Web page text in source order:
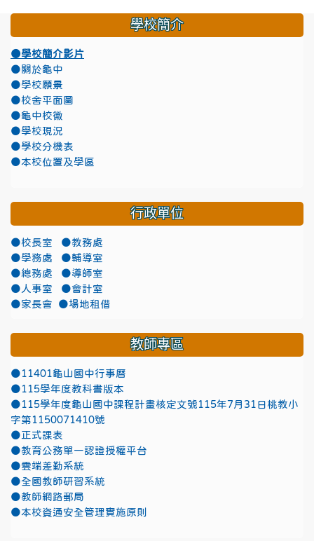
學校簡介
●學校簡介影片
●關於龜中
●學校願景
●校舍平面圖
●龜中校徽
●學校現況
●學校分機表
●本校位置及學區
行政單位
●校長室
●教務處
●學務處
●輔導室
●總務處
●導師室
●人事室
●會計室
●家長會
●場地租借
教師專區
●11401龜山國中行事曆
●115學年度教科書版本
●115學年度龜山國中課程計畫核定文號115年7月31日桃教小
字第1150071410號
●正式課表
●教育公務單一認證授權平台
●雲端差勤系統
●全國教師研習系統
●教師網路郵局
●本校資通安全管理實施原則